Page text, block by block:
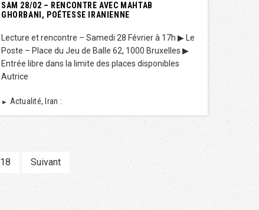
SAM 28/02 – RENCONTRE AVEC MAHTAB
GHORBANI, POÉTESSE IRANIENNE
Lecture et rencontre – Samedi 28 Février à 17h ▶︎ Le
Poste – Place du Jeu de Balle 62, 1000 Bruxelles ▶︎
Entrée libre dans la limite des places disponibles
Autrice
► Actualité, Iran :
18 Suivant